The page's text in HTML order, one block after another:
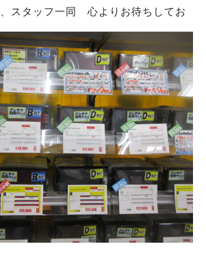
スタッフ一同 心よりお待ちしてお